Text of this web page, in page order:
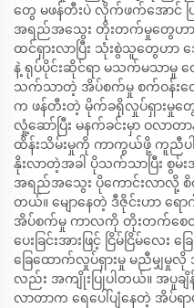
တွေ မဖန်တီးပဲ လိုက်ဖက်အောင်
အရည်အသွေး တိုးတက်မှုတွေဟ
ထင်ရှားလာပြီး သုံးစွဲသူတွေဟာ
နဲ့ ရုပ်ပိုင်းဆိုင်ရာ မသက်မသာမှု လျ
သက်သာတဲ့ အိပ်စက်မှု စက်ဝန်းတွေ
က ဖန်တီးတဲ့ မိုက်ခရိုလှုပ်ရှားမှုတွ
လှုံ့ဆော်ပြီး မနက်ခင်းမှာ ဝလာ
ထိန်းသိမ်းမှုကို ကာကွယ်ဖို့ ကူညီပါ
နိုးလာတဲ့အခါ ပိုသက်သာပြီး စွမ်
အရည်အသွေး ပိုကောင်းလာလို့ စိ
တယ်။ မျောနေတဲ့ ဒီဇိုင်းဟာ ရေ
အိပ်စက်မှု ကာလကို တိုးတက်စေ
ပေးခြင်းအားဖြင့် ငြိမ်ငြိမ်လေး
ခြေထောက်လှုပ်ရှားမှု မညီမျှ
လည်း အကျိုးပြုပါတယ်။ အပူခ
လာတာက ရေပေါ်ပျံနေတဲ့ အိပ်